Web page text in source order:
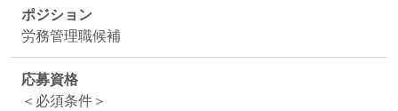
ポジション
労務管理職候補
応募資格
＜必須条件＞